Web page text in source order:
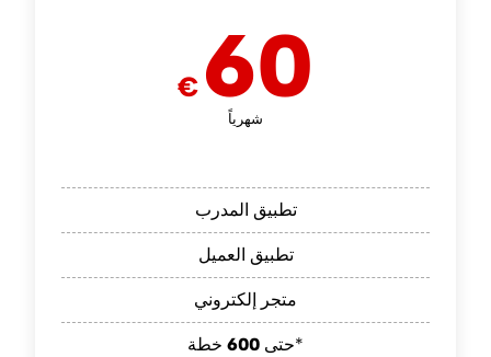
€ 60
شهرياً
تطبيق المدرب
تطبيق العميل
متجر إلكتروني
حتى 600 خطة*